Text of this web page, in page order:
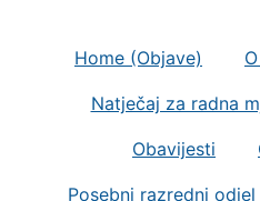
Home (Objave)
Natječaj za radna
Obavijesti
Posebni razredni odjel